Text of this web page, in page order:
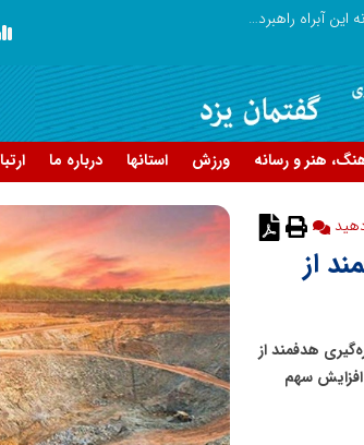
تنگه هرمز دیگر به وضعیت سابق برنمی گردد؛ جمهوری اسلامی چگونه این آبراه راهبردی را به دال مرکزی نظم امنیتی جدید غرب آسیا تبدیل می کند؟ دکتر مرتضی پرهیزگار: نسخه نجات
هنر و رسانه ورزش استانها درباره ما
از
هدفمند از
سهم